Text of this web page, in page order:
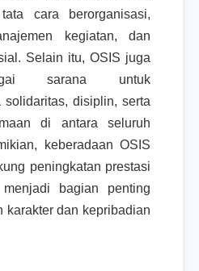
cara berorganisasi,
kegiatan, dan
Selain itu, OSIS juga
sarana untuk
solidaritas, disiplin, serta
di antara seluruh
keberadaan OSIS
peningkatan prestasi
bagian penting
karakter dan kepribadian